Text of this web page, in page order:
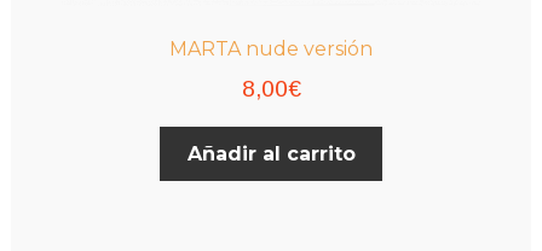
MARTA nude versión
8,00€
Añadir al carrito